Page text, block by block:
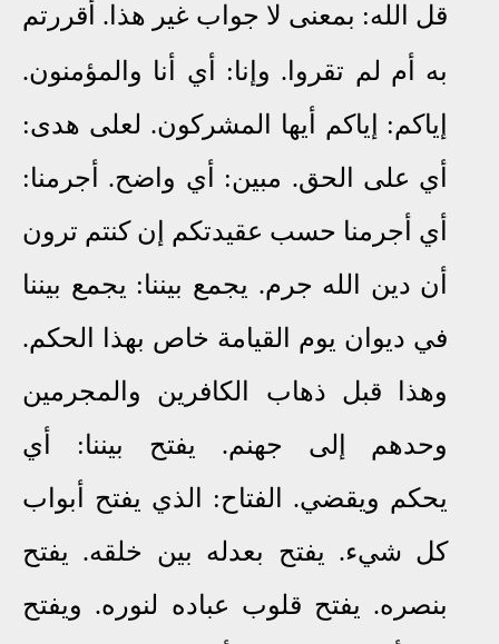
قل الله: بمعنى لا جواب غير هذا. أقررتم
به أم لم تقروا. وإنا: أي أنا والمؤمنون.
إياكم: إياكم
أيها المشركون. لعلى هدى:
أي على الحق. مبين: أي واضح. أجرمنا:
أي أجرمنا حسب عقيدتكم إن كنتم ترون
أن دين الله جرم. يجمع بيننا: يجمع بيننا
في ديوان يوم القيامة خاص بهذا الحكم.
وهذا قبل ذهاب الكافرين والمجرمين
وحدهم إلى جهنم. يفتح بيننا: أي
يحكم ويقضي. الفتاح: الذي يفتح أبواب
كل شيء. يفتح بعدله بين خلقه. يفتح
بنصره. يفتح قلوب عباده لنوره. ويفتح